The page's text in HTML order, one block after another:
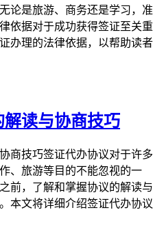
论是旅游、商务还是学习，准
依据对于成功获得签证至关重
办理的法律依据，以帮助读者
读与协商技巧
商技巧签证代办协议对于许多
、旅游等目的不能忽视的一
前，了解和掌握协议的解读与
本文将详细介绍签证代办协议